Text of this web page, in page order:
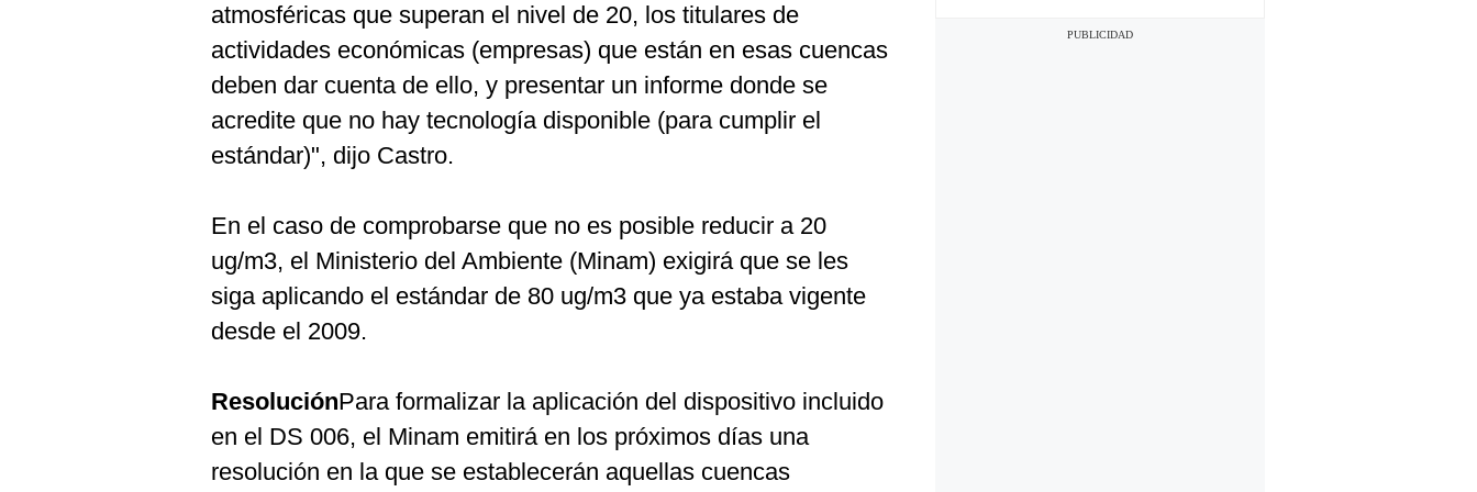
atmosféricas que superan el nivel de 20, los titulares de
actividades económicas (empresas) que están en esas cuencas
deben dar cuenta de ello, y presentar un informe donde se
acredite que no hay tecnología disponible (para cumplir el
estándar)", dijo Castro.
En el caso de comprobarse que no es posible reducir a 20
ug/m3, el Ministerio del Ambiente (Minam) exigirá que se les
siga aplicando el estándar de 80 ug/m3 que ya estaba vigente
desde el 2009.
ResoluciónPara formalizar la aplicación del dispositivo incluido
en el DS 006, el Minam emitirá en los próximos días una
resolución en la que se establecerán aquellas cuencas